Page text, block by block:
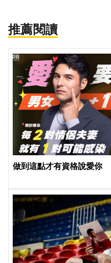
推薦閱讀
做到這點才有資格說愛你
PR